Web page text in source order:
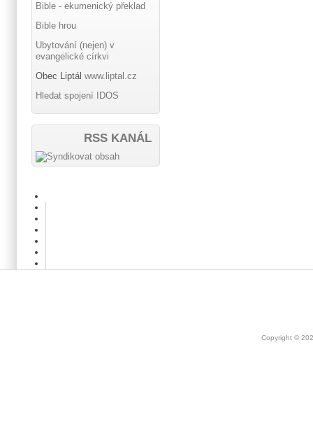
Bible - ekumenický překlad
Bible hrou
Ubytování (nejen) v
evangelické církvi
Obec Liptál www.liptal.cz
Hledat spojení IDOS
RSS KANÁL
Copyright ©